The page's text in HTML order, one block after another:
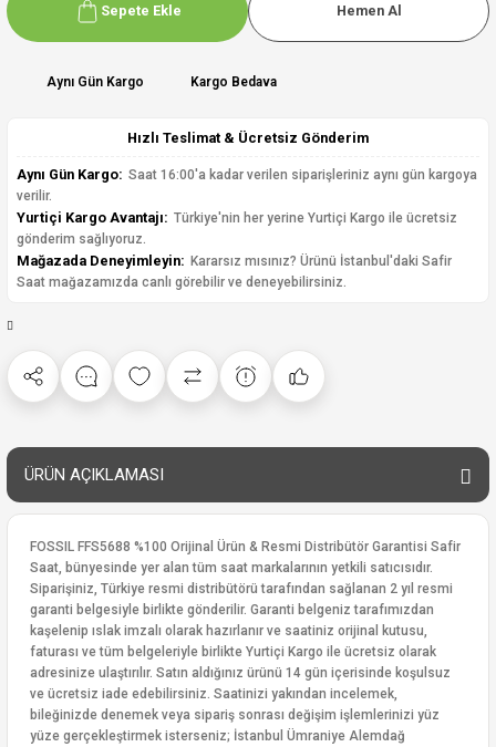
Sepete Ekle Hemen Al
Aynı Gün Kargo Kargo Bedava
Hızlı Teslimat & Ücretsiz Gönderim
Aynı Gün Kargo: Saat 16:00'a kadar verilen siparişleriniz aynı gün kargoya
verilir.
Yurtiçi Kargo Avantajı: Türkiye'nin her yerine Yurtiçi Kargo ile ücretsiz
gönderim sağlıyoruz.
Mağazada Deneyimleyin: Kararsız mısınız? Ürünü İstanbul'daki Safir
Saat mağazamızda canlı görebilir ve deneyebilirsiniz.
ÜRÜN AÇIKLAMASI
FOSSIL FFS5688 %100 Orijinal Ürün & Resmi Distribütör Garantisi Safir
Saat, bünyesinde yer alan tüm saat markalarının yetkili satıcısıdır.
Siparişiniz, Türkiye resmi distribütörü tarafından sağlanan 2 yıl resmi
garanti belgesiyle birlikte gönderilir. Garanti belgeniz tarafımızdan
kaşelenip ıslak imzalı olarak hazırlanır ve saatiniz orijinal kutusu,
faturası ve tüm belgeleriyle birlikte Yurtiçi Kargo ile ücretsiz olarak
adresinize ulaştırılır. Satın aldığınız ürünü 14 gün içerisinde koşulsuz
ve ücretsiz iade edebilirsiniz. Saatinizi yakından incelemek,
bileğinizde denemek veya sipariş sonrası değişim işlemlerinizi yüz
yüze gerçekleştirmek isterseniz; İstanbul Ümraniye Alemdağ